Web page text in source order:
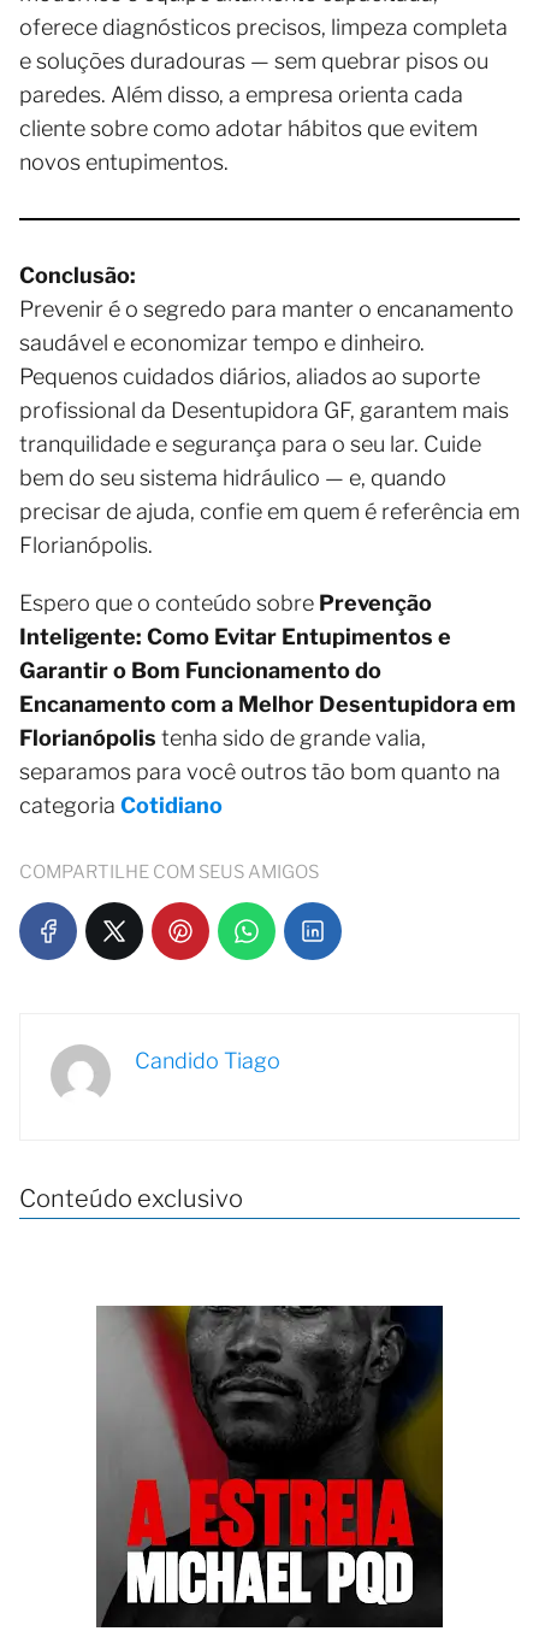
oferece diagnósticos precisos, limpeza completa
e soluções duradouras — sem quebrar pisos ou
paredes. Além disso, a empresa orienta cada
cliente sobre como adotar hábitos que evitem
novos entupimentos.
Conclusão:
Prevenir é o segredo para manter o encanamento
saudável e economizar tempo e dinheiro.
Pequenos cuidados diários, aliados ao suporte
profissional da Desentupidora GF, garantem mais
tranquilidade e segurança para o seu lar. Cuide
bem do seu sistema hidráulico — e, quando
precisar de ajuda, confie em quem é referência em
Florianópolis.
Espero que o conteúdo sobre Prevenção
Inteligente: Como Evitar Entupimentos e
Garantir o Bom Funcionamento do
Encanamento com a Melhor Desentupidora em
Florianópolis tenha sido de grande valia,
separamos para você outros tão bom quanto na
categoria Cotidiano
COMPARTILHE COM SEUS AMIGOS
Candido Tiago
Conteúdo exclusivo